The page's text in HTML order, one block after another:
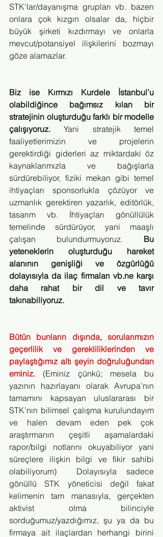
STK'lar/dayanışma grupları vb. bazen
onlara çok kızgın olsalar da, hiçbir
büyük şirketi kızdırmayı ve onlarla
mevcut/potansiyel ilişkilerini bozmayı
göze alamazlar.
Biz ise Kırmızı Kurdele İstanbul’u
olabildiğince bağımsız kılan bir
stratejinin oluşturduğu farklı bir modelle
çalışıyoruz. Yani stratejik temel
faaliyetlerimizin ve projelerin
gerektirdiği giderleri az miktardaki öz
kaynaklarımızla ve bağışlarla
sürdürebiliyor, fiziki mekan gibi temel
ihtiyaçları sponsorlukla çözüyor ve
uzmanlık gerektiren yazarlık, editörlük,
tasarım vb. İhtiyaçları gönüllülük
temelinde sürdürüyor, yani maaşlı
çalışan bulundurmuyoruz. Bu
yeteneklerin oluşturduğu hareket
alanının genişliği ve özgürlüğü
dolayısıyla da ilaç firmaları vb.ne karşı
daha rahat bir dil ve tavır
takınabiliyoruz.
Bütün bunların dışında, sorularımızın
geçerlilik ve gerekliliklerinden ve
paylaştığımız altı şeyin doğruluğundan
eminiz. (Eminiz çünkü; mesela bu
yazının hazırlayanı olarak Avrupa’nın
tamamını kapsayan uluslararası bir
STK’nın bilimsel çalışma kurulundayım
ve halen devam eden pek çok
araştırmanın çeşitli aşamalardaki
rapor/bilgi notlarını okuyabiliyor yani
süreçlere ilişkin bilgi ve fikir sahibi
olabiliyorum)  Dolayısıyla sadece
gönüllü STK yöneticisi değil fakat
kelimenin tam manasıyla, gerçekten
aktivist olma bilinciyle
sorduğumuz/yazdığımız, şu ya da bu
firmaya ait ilaçlardan herhangi birini